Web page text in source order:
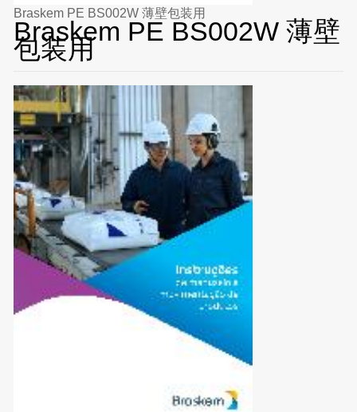
Braskem PE BS002W 薄壁包装用
Braskem PE BS002W 薄壁
包装用